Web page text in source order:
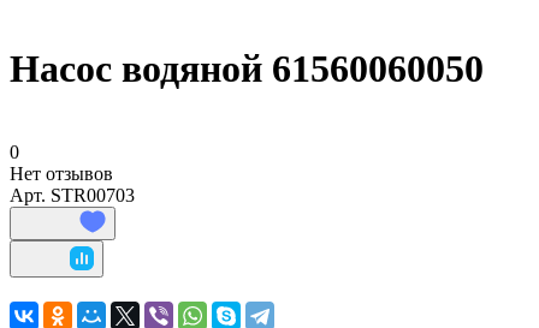
Насос водяной 61560060050
0
Нет отзывов
Арт. STR00703